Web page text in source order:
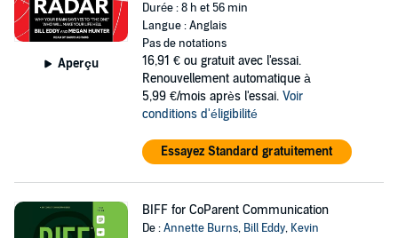
Aperçu
Durée : 8 h et 56 min
Langue : Anglais
Pas de notations
16,91 € ou gratuit avec l'essai.
Renouvellement automatique à
5,99 €/mois après l'essai. Voir
conditions d'éligibilité
Essayez Standard gratuitement
BIFF for CoParent Communication
De :Annette Burns, Bill Eddy, Kevin